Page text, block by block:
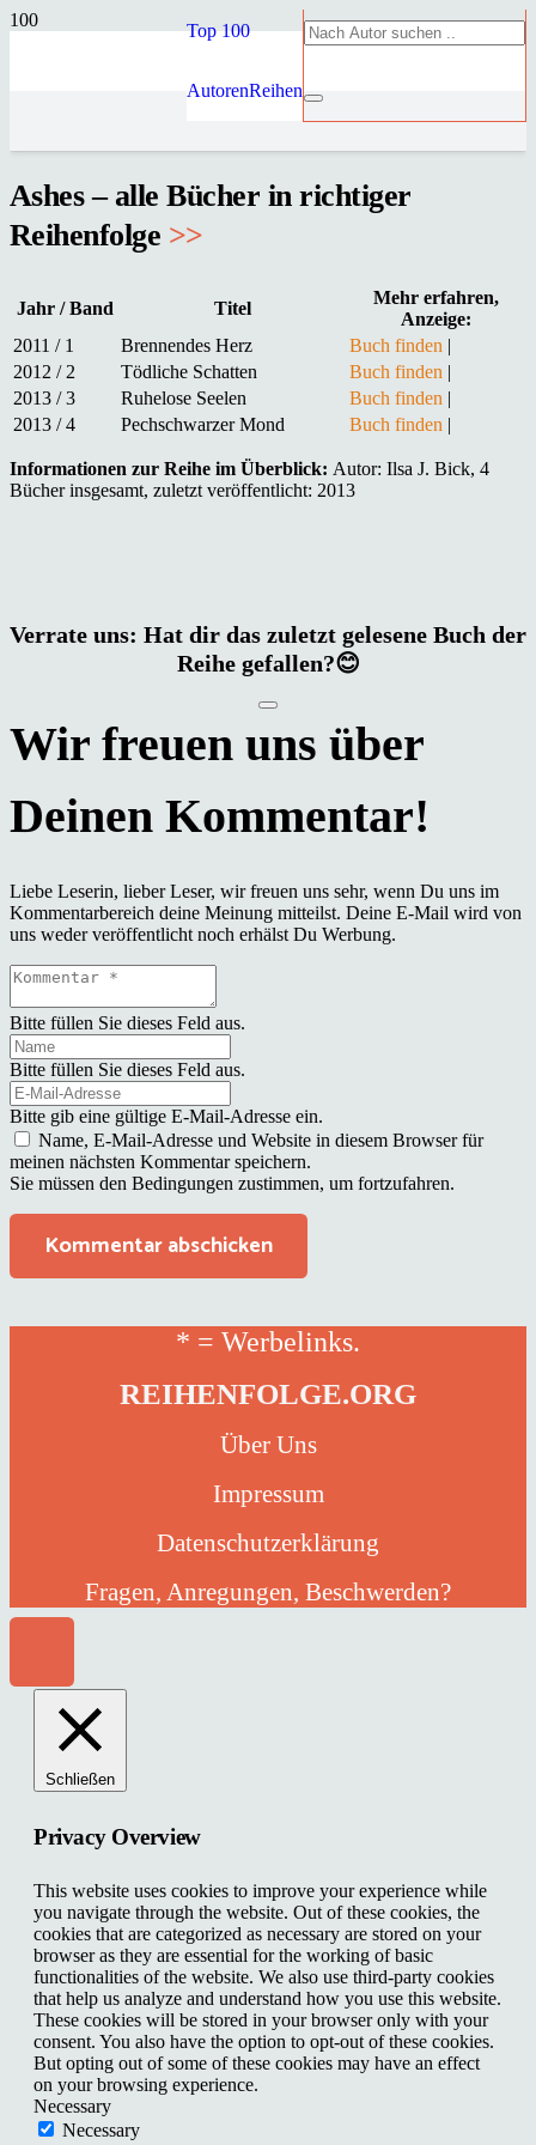
Top 100
AutorenReihen
Ashes – alle Bücher in richtiger
Reihenfolge >>
Jahr / Band Titel
Mehr erfahren,
Anzeige:
2011 / 1
Brennendes Herz Buch finden |
2012 / 2
Tödliche Schatten Buch finden |
2013 / 3
Ruhelose Seelen Buch finden |
2013 / 4
Pechschwarzer Mond Buch finden |
Informationen zur Reihe im Überblick: Autor: Ilsa J. Bick, 4
Bücher insgesamt, zuletzt veröffentlicht: 2013
Verrate uns: Hat dir das zuletzt gelesene Buch der
Reihe gefallen?😊
Liebe Leserin, lieber Leser, wir freuen uns sehr, wenn Du uns im
Kommentarbereich deine Meinung mitteilst. Deine E-Mail wird von
uns weder veröffentlicht noch erhälst Du Werbung.
Bitte füllen Sie dieses Feld aus.
Bitte füllen Sie dieses Feld aus.
Bitte gib eine gültige E-Mail-Adresse ein.
Name, E-Mail-Adresse und Website in diesem Browser für
meinen nächsten Kommentar speichern.
Sie müssen den Bedingungen zustimmen, um fortzufahren.
Kommentar abschicken
* = Werbelinks.
REIHENFOLGE.ORG
Über Uns
Impressum
Datenschutzerklärung
Fragen, Anregungen, Beschwerden?
Schließen
Privacy Overview
This website uses cookies to improve your experience while
you navigate through the website. Out of these cookies, the
cookies that are categorized as necessary are stored on your
browser as they are essential for the working of basic
functionalities of the website. We also use third-party cookies
that help us analyze and understand how you use this website.
These cookies will be stored in your browser only with your
consent. You also have the option to opt-out of these cookies.
But opting out of some of these cookies may have an effect
on your browsing experience.
Necessary
Necessary